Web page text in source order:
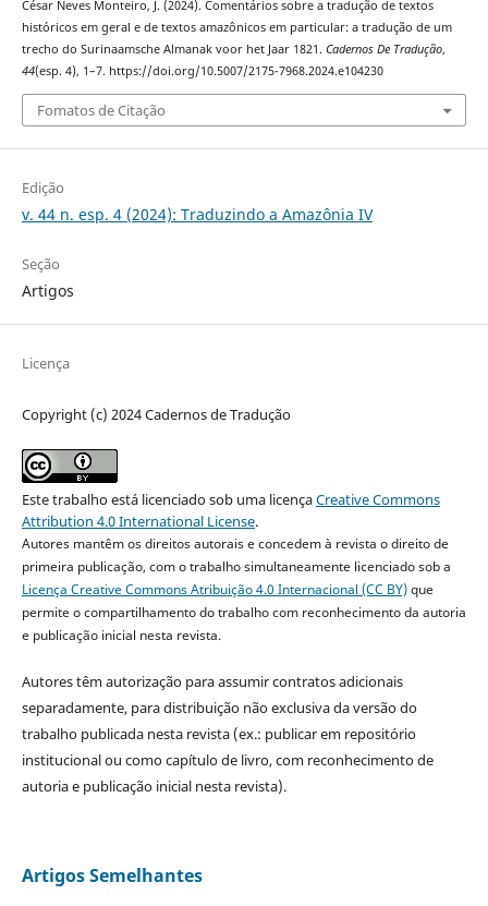
César Neves Monteiro, J. (2024). Comentários sobre a tradução de textos
históricos em geral e de textos amazônicos em particular: a tradução de um
trecho do Surinaamsche Almanak voor het Jaar 1821. Cadernos De Tradução,
44(esp. 4), 1–7. https://doi.org/10.5007/2175-7968.2024.e104230
Fomatos de Citação
Edição
v. 44 n. esp. 4 (2024): Traduzindo a Amazônia IV
Seção
Artigos
Licença
Copyright (c) 2024 Cadernos de Tradução
Este trabalho está licenciado sob uma licençaCreative Commons
Attribution 4.0 International License.
Autores mantêm os direitos autorais e concedem à revista o direito de
primeira publicação, com o trabalho simultaneamente licenciado sob a
Licença Creative Commons Atribuição 4.0 Internacional (CC BY)que
permite o compartilhamento do trabalho com reconhecimento da autoria
e publicação inicial nesta revista.
Autores têm autorização para assumir contratos adicionais
separadamente, para distribuição não exclusiva da versão do
trabalho publicada nesta revista (ex.: publicar em repositório
institucional ou como capítulo de livro, com reconhecimento de
autoria e publicação inicial nesta revista).
Artigos Semelhantes